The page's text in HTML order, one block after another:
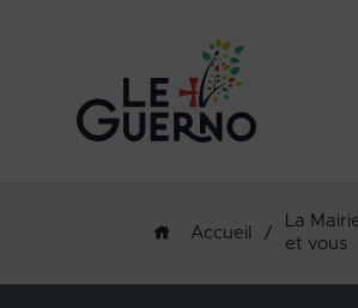
Accueil /
La
et vous